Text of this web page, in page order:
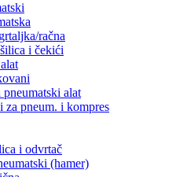
račna
i čekići
alat
za pneum. i kompres
i odvrtač
(hamer)